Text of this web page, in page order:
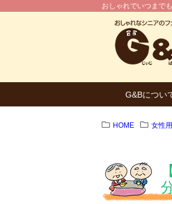
おしゃれでいつまで
G&Bについ
HOME 女性